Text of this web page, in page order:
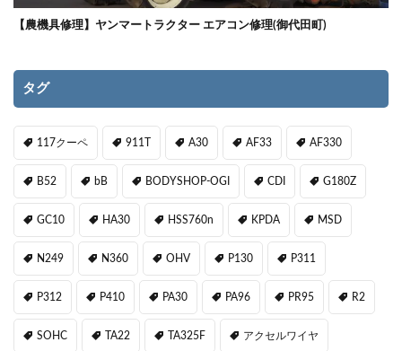
【農機具修理】ヤンマートラクター エアコン修理(御代田町)
タグ
117クーペ 911T A30 AF33 AF330
B52 bB BODYSHOP-OGI CDI G180Z
GC10 HA30 HSS760n KPDA MSD
N249 N360 OHV P130 P311
P312 P410 PA30 PA96 PR95 R2
SOHC TA22 TA325F アクセルワイヤ